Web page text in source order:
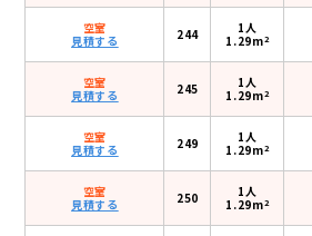
空室
見積する
244
1人
1.29m2
空室
見積する
245
1人
1.29m2
空室
見積する
249
1人
1.29m2
空室
見積する
250
1人
1.29m2